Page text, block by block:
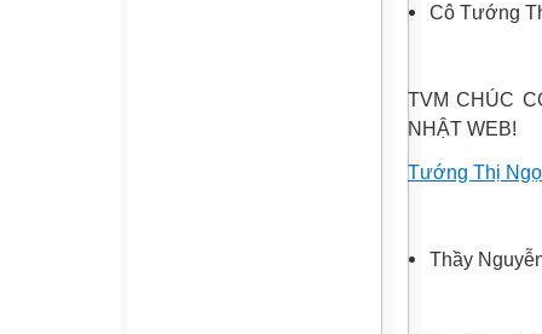
Cô Tướng
TVM CHÚC
NHẬT WEB!
Tướng Thị
Thầy